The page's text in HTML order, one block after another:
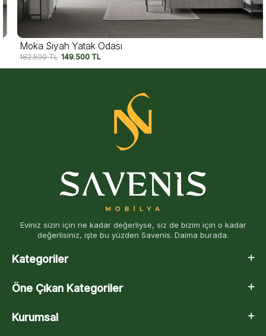
Moka Siyah Yatak Odası
182.500TL 149.500TL
Eviniz sizin için ne kadar değerliyse, siz de bizim için o kadar
değerlisiniz, işte bu yüzden Savenis. Daima burada.
Kategoriler
Öne Çıkan Kategoriler
Kurumsal